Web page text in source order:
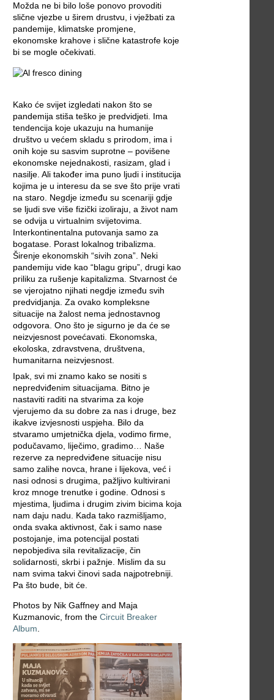
Možda ne bi bilo loše ponovo provoditi
slične vjezbe u širem drustvu, i vježbati za
pandemije, klimatske promjene,
ekonomske krahove i slične katastrofe koje
bi se mogle očekivati.
Kako će svijet izgledati nakon što se
pandemija stiša teško je predvidjeti. Ima
tendencija koje ukazuju na humanije
društvo u većem skladu s prirodom, ima i
onih koje su sasvim suprotne – povišene
ekonomske nejednakosti, rasizam, glad i
nasilje. Ali također ima puno ljudi i institucija
kojima je u interesu da se sve što prije vrati
na staro. Negdje između su scenariji gdje
se ljudi sve više fizički izoliraju, a život nam
se odvija u virtualnim svijetovima.
Interkontinentalna putovanja samo za
bogatase. Porast lokalnog tribalizma.
Širenje ekonomskih “sivih zona”. Neki
pandemiju vide kao “blagu gripu”, drugi kao
priliku za rušenje kapitalizma. Stvarnost će
se vjerojatno njihati negdje između svih
predvidjanja. Za ovako kompleksne
situacije na žalost nema jednostavnog
odgovora. Ono što je sigurno je da će se
neizvjesnost povećavati. Ekonomska,
ekoloska, zdravstvena, društvena,
humanitarna neizvjesnost.
Ipak, svi mi znamo kako se nositi s
nepredviđenim situacijama. Bitno je
nastaviti raditi na stvarima za koje
vjerujemo da su dobre za nas i druge, bez
ikakve izvjesnosti uspjeha. Bilo da
stvaramo umjetnička djela, vodimo firme,
podučavamo, liječimo, gradimo… Naše
rezerve za nepredviđene situacije nisu
samo zalihe novca, hrane i lijekova, već i
nasi odnosi s drugima, pažljivo kultivirani
kroz mnoge trenutke i godine. Odnosi s
mjestima, ljudima i drugim zivim bicima koja
nam daju nadu. Kada tako razmišljamo,
onda svaka aktivnost, čak i samo nase
postojanje, ima potencijal postati
nepobjediva sila revitalizacije, čin
solidarnosti, skrbi i pažnje. Mislim da su
nam svima takvi činovi sada najpotrebniji.
Pa što bude, bit će.
Photos by Nik Gaffney and Maja
Kuzmanovic, from the Circuit Breaker
Album